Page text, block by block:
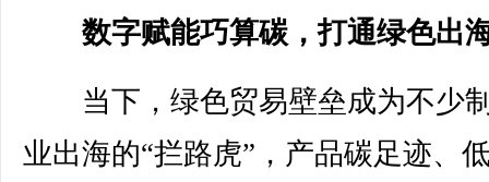
数字赋能巧算碳，打通绿色出
当下，绿色贸易壁垒成为不少
业出海的“拦路虎”，产品碳足迹、